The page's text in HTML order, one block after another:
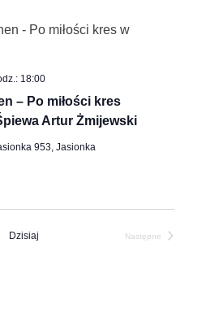
– Po miłości kres
Artur Żmijewski
18:00
953, Jasionka
Dzisiaj
Następne